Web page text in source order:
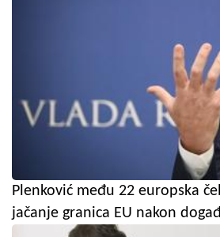
Plenković među 22 europska
jačanje granica EU nakon